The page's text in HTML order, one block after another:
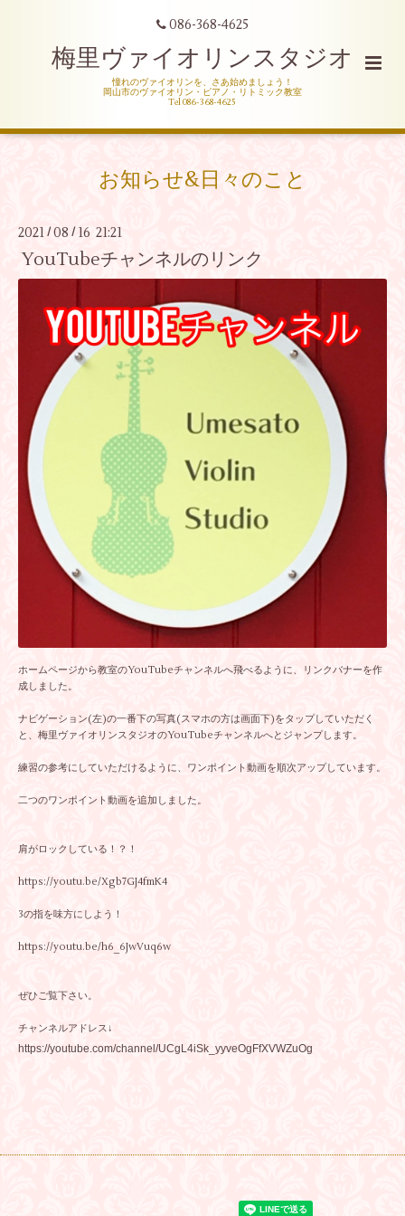
086-368-4625
梅里ヴァイオリンスタジオ
憧れのヴァイオリンを、さあ始めましょう！
岡山市のヴァイオリン・ピアノ・リトミック教室
Tel 086-368-4625
お知らせ&日々のこと
2021 /08 / 16 21:21
YouTubeチャンネルのリンク
ホームページから教室のYouTubeチャンネルへ飛べるように、リンクバナーを作
成しました。
ナビゲーション(左)の一番下の写真(スマホの方は画面下)をタップしていただく
と、梅里ヴァイオリンスタジオのYouTubeチャンネルへとジャンプします。
練習の参考にしていただけるように、ワンポイント動画を順次アップしています。
二つのワンポイント動画を追加しました。
肩がロックしている！？！
https://youtu.be/Xgb7GJ4fmK4
3の指を味方にしよう！
https://youtu.be/h6_6JwVuq6w
ぜひご覧下さい。
チャンネルアドレス↓
https://youtube.com/channel/UCgL4iSk_yyveOgFfXVWZuOg